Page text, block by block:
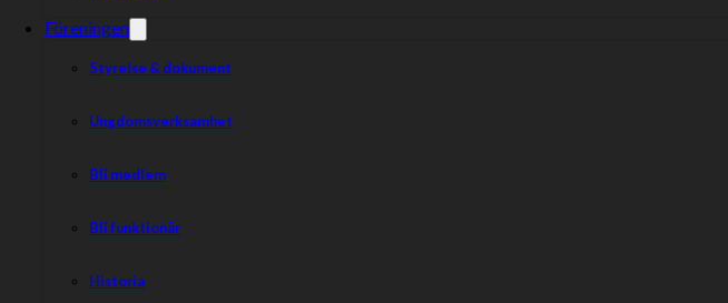
Föreningen
Styrelse & dokument
Ungdomsverksamhet
Bli medlem
Bli funktionär
Historia